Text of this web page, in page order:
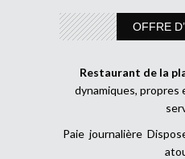
OFFRE
Restaurant de la
dynamiques,
Paie journalière